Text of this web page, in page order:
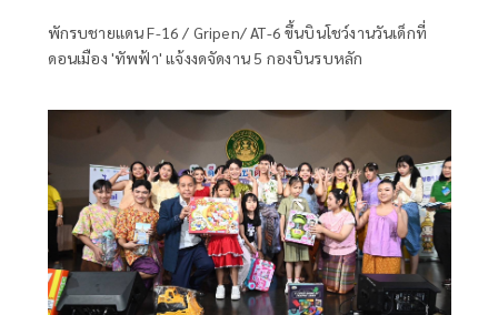
พักรบชายแดน F-16 / Gripen/ AT-6 ขึ้นบินโชว์งานวันเด็กที่
ดอนเมือง 'ทัพฟ้า' แจ้งงดจัดงาน 5 กองบินรบหลัก